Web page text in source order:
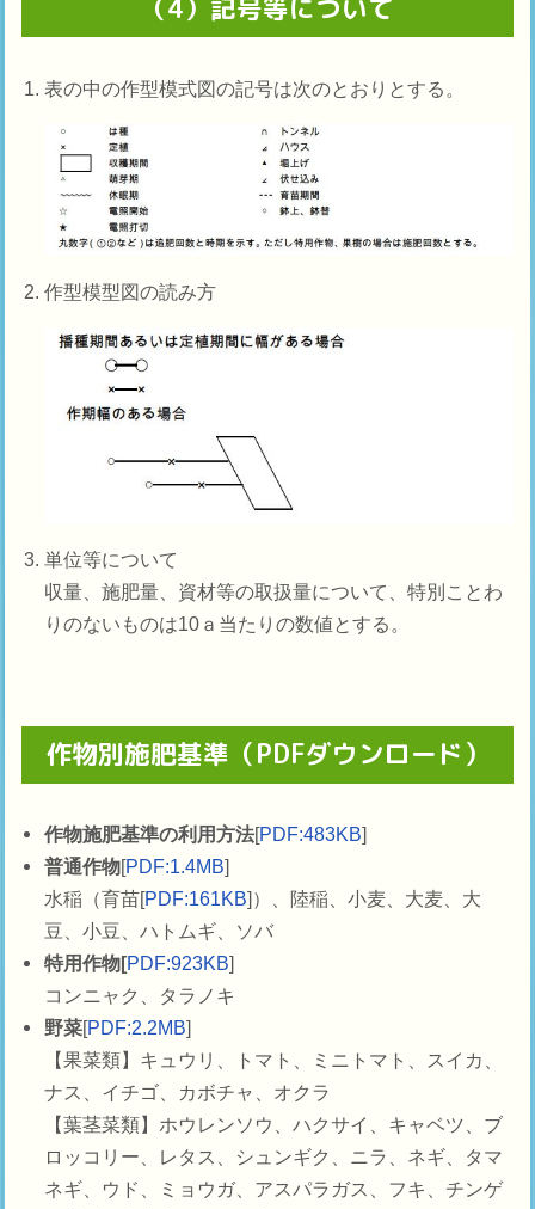
（4）記号等について
表の中の作型模式図の記号は次のとおりとする。
作型模型図の読み方
単位等について
収量、施肥量、資材等の取扱量について、特別ことわ
りのないものは10ａ当たりの数値とする。
作物別施肥基準（PDFダウンロード）
作物施肥基準の利用方法[PDF:483KB]
普通作物[PDF:1.4MB]
水稲（育苗[PDF:161KB]）、陸稲、小麦、大麦、大
豆、小豆、ハトムギ、ソバ
特用作物[PDF:923KB]
コンニャク、タラノキ
野菜[PDF:2.2MB]
【果菜類】キュウリ、トマト、ミニトマト、スイカ、
ナス、イチゴ、カボチャ、オクラ
【葉茎菜類】ホウレンソウ、ハクサイ、キャベツ、ブ
ロッコリー、レタス、シュンギク、ニラ、ネギ、タマ
ネギ、ウド、ミョウガ、アスパラガス、フキ、チンゲ